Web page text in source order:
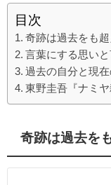
目次
奇跡は過去をも超
言葉にする思い
過去の自分と現在
東野圭吾『ナミ
奇跡は過去を